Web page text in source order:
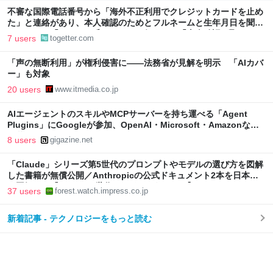
不審な国際電話番号から「海外不正利用でクレジットカードを止め
た」と連絡があり、本人確認のためとフルネームと生年月日を聞か
れたので、「ひろゆき氏」のものを伝えると「本人確認が取れまし
7 users togetter.com
「声の無断利用」が権利侵害に――法務省が見解を明示 「AIカバ
ー」も対象
20 users www.itmedia.co.jp
AIエージェントのスキルやMCPサーバーを持ち運べる「Agent
Plugins」にGoogleが参加、OpenAI・Microsoft・Amazonなど
と共同推進
8 users gigazine.net
「Claude」シリーズ第5世代のプロンプトやモデルの選び方を図解
した書籍が無償公開／Anthropicの公式ドキュメント2本を日本語
で図解した『Claude 5世代 マスターガイド』【Book Watch/ニュ
37 users forest.watch.impress.co.jp
新着記事 - テクノロジーをもっと読む